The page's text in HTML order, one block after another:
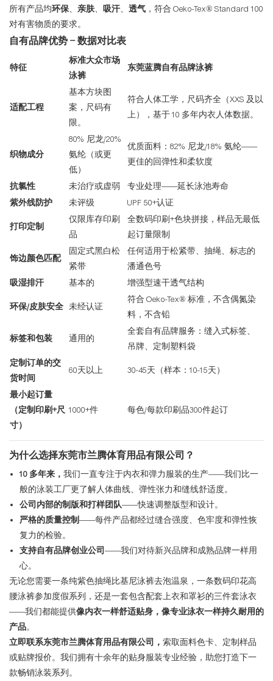
所有产品均环保、 亲肤、 吸汗、 透气 ，符合 Oeko-Tex® Standard 100
对有害物质的要求。
自有品牌优势 – 数据对比表
特征
标准大众市场
泳裤
东莞蓝腾自有品牌泳裤
适配工程
基本方块图
案，尺码有
限。
符合人体工学，尺码齐全（XXS 及以
上），基于 10 多年内衣人体数据。
织物成分
80% 尼龙/20%
氨纶（或更
低）
优质面料：82% 尼龙/18% 氨纶——
更佳的回弹性和柔软度
抗氯性 未治疗或虚弱
专业处理——延长泳池寿命
紫外线防护
未评级 UPF 50+认证
打印定制
仅限库存印刷
品
全数码印刷+色块拼接，样品无最低
起订量限制
饰边颜色匹配
固定式黑白松
紧带
任何适用于松紧带、抽绳、标志的
潘通色号
吸湿排汗
基本的 增强型速干透气结构
环保/皮肤安全 未经认证
符合 Oeko-Tex® 标准，不含偶氮染
料，不含铅
标签和包装 通用的
全套自有品牌服务：缝入式标签、
吊牌、定制塑料袋
定制订单的交
货时间
60天以上 30-45天（样本：10-15天）
最小起订量
（定制印刷+尺
寸）
1000+件 每色/每款印刷品300件起订
为什么选择东莞市兰腾体育用品有限公司？
10 多年来， 我们一直专注于内衣和弹力服装的生产——我们比一
般的泳装工厂更了解人体曲线、弹性张力和缝线舒适度。
公司内部的制版和打样团队——快速调整版型和设计。
严格的质量控制——每件产品都经过缝合强度、色牢度和弹性恢
复力的检验。
支持自有品牌创业公司——我们对待新兴品牌和成熟品牌一样用
心。
无论您需要一条纯紫色抽绳比基尼泳裤去泡温泉，一条数码印花高
腰泳裤参加度假系列，还是一套包含配套上衣和罩衫的三件套泳衣
——我们都能提供像内衣一样舒适贴身，像专业泳衣一样持久耐用的
产品。
立即联系东莞市兰腾体育用品有限公司， 索取面料色卡、定制样品
或贴牌报价。我们拥有十余年的贴身服装专业经验，助您打造下一
款畅销泳装系列。